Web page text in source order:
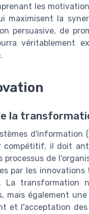
les
maximisent la
persuasive, de
véritablement
la
d'information
compétitif, il doit
de
par les innovations
La transformation
mais également
et l'acceptation